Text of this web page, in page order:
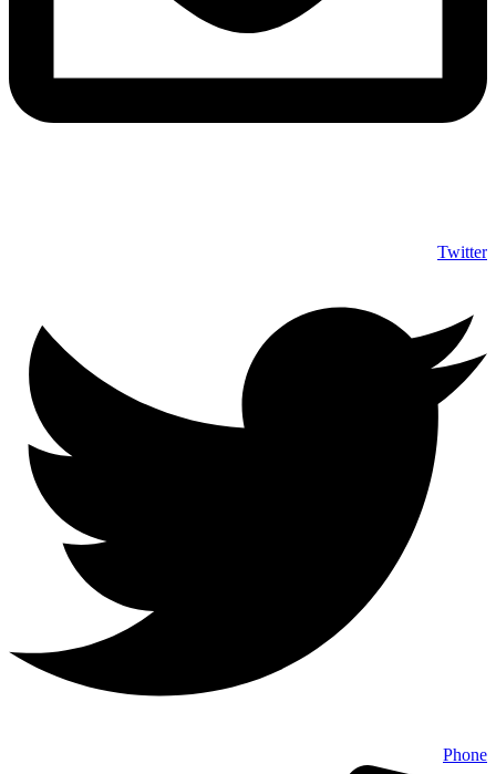
Twitter
Phone